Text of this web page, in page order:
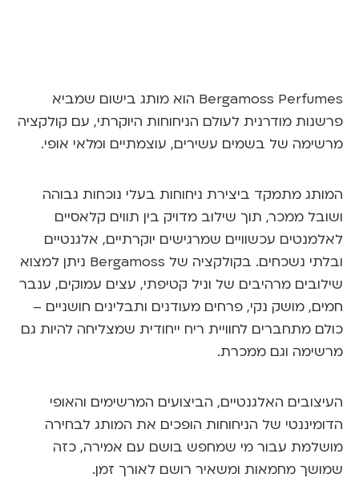
Bergamossהוא מותג בישום שמביא
מודרנית לעולם הניחוחות היוקרתי, עם קולקציה
של בשמים עשירים, עוצמתיים ומלאי אופי.
מתמקד ביצירת ניחוחות בעלי נוכחות גבוהה
ממכר, תוך שילוב מדויק בין תווים קלאסיים
עכשוויים שמרגישים יוקרתיים, אלגנטיים
נשכחים. בקולקציה שלBergamossניתן למצוא
מרהיבים של וניל קטיפתי, עצים עמוקים, ענבר
מושק נקי, פרחים מעודנים ותבלינים חושניים –
מתחברים לחוויית ריח ייחודית שמצליחה להיות גם
וגם ממכרת.
האלגנטיים, הביצועים המרשימים והאופי
של הניחוחות הופכים את המותג לבחירה
עבור מי שמחפש בושם עם אמירה, כזה
מחמאות ומשאיר רושם לאורך זמן.